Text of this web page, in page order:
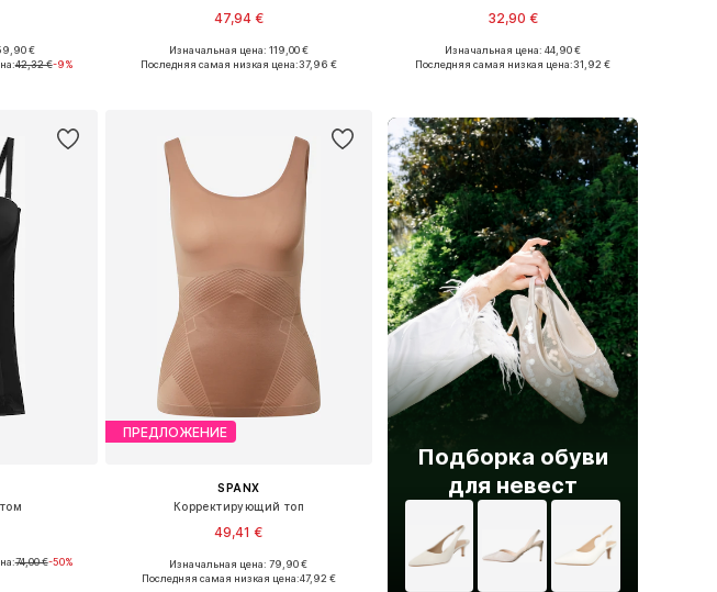
L, XL, XXL
€
42,32 €-9%
47,94 €
Доступные размеры: XS, S, M, L, XL
Изначальная цена: 119,00 €
Последняя самая низкая цена:37,96 €
32,90 €
Доступные размеры: XS, M, XL
Изначальная цена: 44,90 €
Последняя самая низкая цена:31,92 €
74,00 €-50%
ПРЕДЛОЖЕНИЕ
SPANX
Корректирующий топ
49,41 €
Доступные размеры: XS, S, M
Изначальная цена: 79,90 €
Последняя самая низкая цена:47,92 €
Подборка обуви
для невест